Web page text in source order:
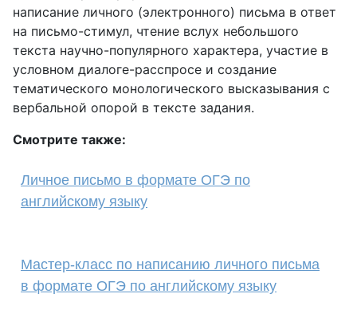
написание личного (электронного) письма в ответ
на письмо-стимул, чтение вслух небольшого
текста научно-популярного характера, участие в
условном диалоге-расспросе и создание
тематического монологического высказывания с
вербальной опорой в тексте задания.
Смотрите также:
Личное письмо в формате ОГЭ по
английскому языку
Мастер-класс по написанию личного письма
в формате ОГЭ по английскому языку